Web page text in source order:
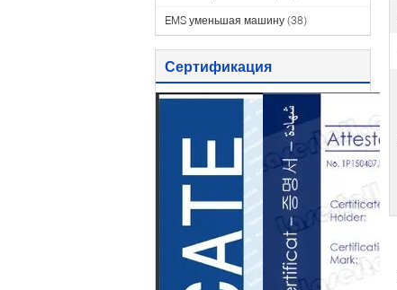
EMS уменьшая машину (38)
Сертификация